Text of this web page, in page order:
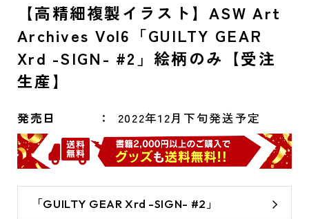
【高精細複製イラスト】ASW Art
Archives Vol6「GUILTY GEAR
Xrd -SIGN- #2」絵柄のみ【受注
生産】
発売日 2022年12月下旬発送予定
「GUILTY GEAR Xrd -SIGN- #2」